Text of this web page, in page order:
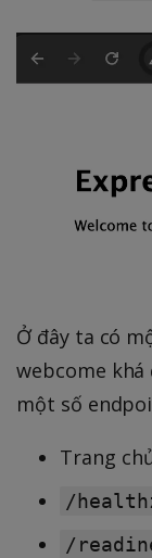
Ở đây ta có
webcome khá
một số
Trang
/
/